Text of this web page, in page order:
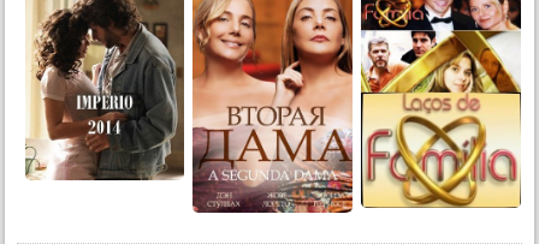
23 серия
24 серия
25 серия
26 серия
27 серия